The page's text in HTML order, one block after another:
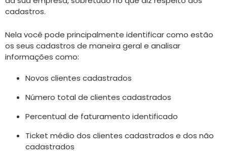
cadastros.
Nela você pode principalmente identificar como estão
os seus cadastros de maneira geral e analisar
informações como:
Novos clientes cadastrados
Número total de clientes cadastrados
Percentual de faturamento identificado
Ticket médio dos clientes cadastrados e dos não
cadastrados